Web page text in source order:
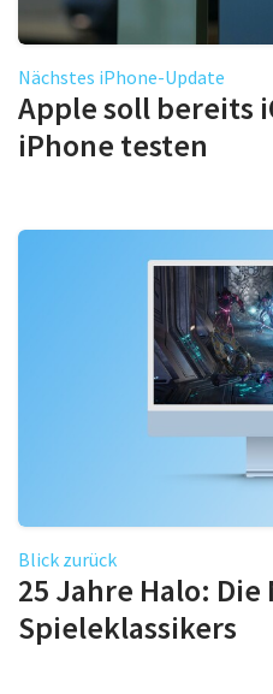
Nächstes iPhone-Update
Apple soll bereits
iPhone testen
Blick zurück
25 Jahre Halo: Die
Spieleklassikers